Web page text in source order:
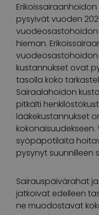
pysyivät vuoden
vuodeosastohoidon
hieman.
kustannukset ovat
tasolla koko
Sairaalahoidon
pitkälti
lääkekustannukset
syöpäpotilaita
pysynyt suunnilleen
Sairauspäivärahat
jatkoivat edelleen
ne muodostavat